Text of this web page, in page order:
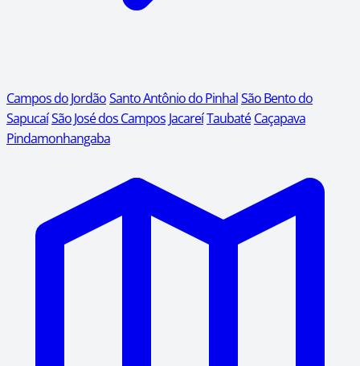
Campos do JordãoSanto Antônio do PinhalSão Bento do
SapucaíSão José dos Campos JacareíTaubaté Caçapava
Pindamonhangaba